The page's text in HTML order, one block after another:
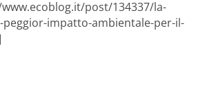
post/134337/la-
peggior-impatto-ambientale-per-il-